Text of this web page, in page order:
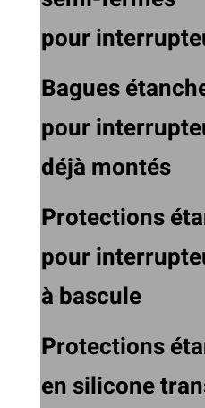
pour
Bagues
pour
déjà montés
Protections
pour
à bascule
Protections
en silicone